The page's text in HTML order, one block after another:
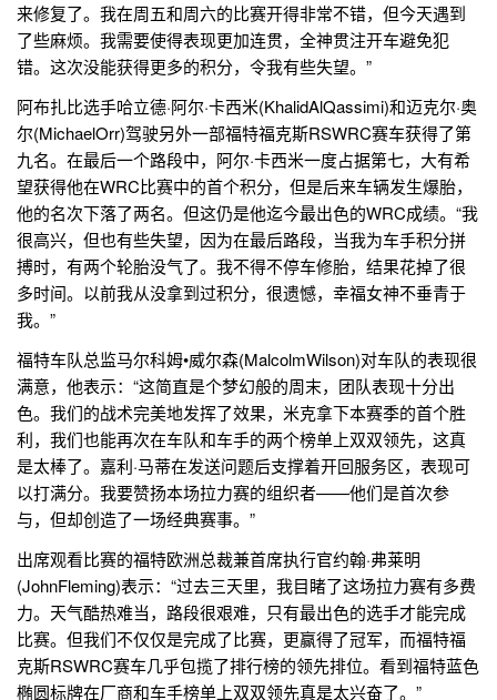
来修复了。我在周五和周六的比赛开得非常不错，但今天遇到
了些麻烦。我需要使得表现更加连贯，全神贯注开车避免犯
错。这次没能获得更多的积分，令我有些失望。”
阿布扎比选手哈立德·阿尔·卡西米(KhalidAlQassimi)和迈克尔·奥
尔(MichaelOrr)驾驶另外一部福特福克斯RSWRC赛车获得了第
九名。在最后一个路段中，阿尔·卡西米一度占据第七，大有希
望获得他在WRC比赛中的首个积分，但是后来车辆发生爆胎，
他的名次下落了两名。但这仍是他迄今最出色的WRC成绩。“我
很高兴，但也有些失望，因为在最后路段，当我为车手积分拼
搏时，有两个轮胎没气了。我不得不停车修胎，结果花掉了很
多时间。以前我从没拿到过积分，很遗憾，幸福女神不垂青于
我。”
福特车队总监马尔科姆•威尔森(MalcolmWilson)对车队的表现很
满意，他表示：“这简直是个梦幻般的周末，团队表现十分出
色。我们的战术完美地发挥了效果，米克拿下本赛季的首个胜
利，我们也能再次在车队和车手的两个榜单上双双领先，这真
是太棒了。嘉利·马蒂在发送问题后支撑着开回服务区，表现可
以打满分。我要赞扬本场拉力赛的组织者——他们是首次参
与，但却创造了一场经典赛事。”
出席观看比赛的福特欧洲总裁兼首席执行官约翰·弗莱明
(JohnFleming)表示：“过去三天里，我目睹了这场拉力赛有多费
力。天气酷热难当，路段很艰难，只有最出色的选手才能完成
比赛。但我们不仅仅是完成了比赛，更赢得了冠军，而福特福
克斯RSWRC赛车几乎包揽了排行榜的领先排位。看到福特蓝色
椭圆标牌在厂商和车手榜单上双双领先真是太兴奋了。”